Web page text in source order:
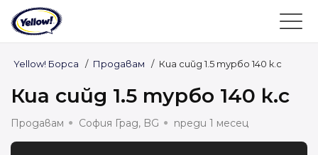
Yellow! Борса / Продавам / Киа сийд 1.5 турбо 140 к.с
Киа сийд 1.5 турбо 140 к.с
Продавам София Град, BG преди 1 месец